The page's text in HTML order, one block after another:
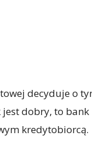
decyduje o
dobry, to
kredytobiorcą.